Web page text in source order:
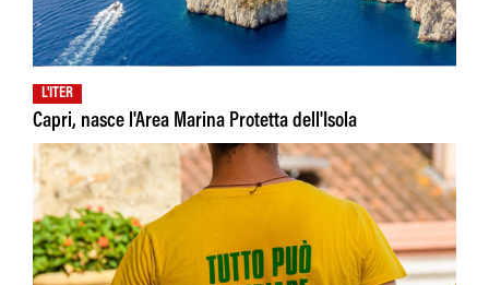
L'ITER
Capri, nasce l'Area Marina Protetta dell'Isola